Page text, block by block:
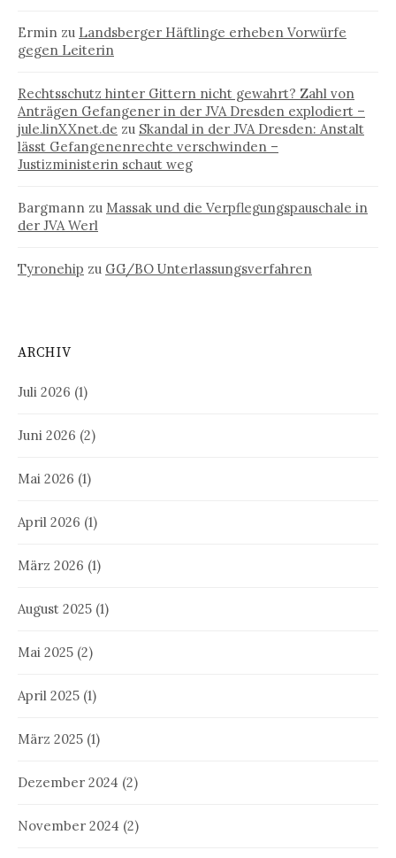
Ermin zu Landsberger Häftlinge erheben Vorwürfe
gegen Leiterin
Rechtsschutz hinter Gittern nicht gewahrt? Zahl von
Anträgen Gefangener in der JVA Dresden explodiert –
jule.linXXnet.de zu Skandal in der JVA Dresden: Anstalt
lässt Gefangenenrechte verschwinden –
Justizministerin schaut weg
Bargmann zu Massak und die Verpflegungspauschale in
der JVA Werl
Tyronehip zu GG/BO Unterlassungsverfahren
ARCHIV
Juli 2026 (1)
Juni 2026 (2)
Mai 2026 (1)
April 2026 (1)
März 2026 (1)
August 2025 (1)
Mai 2025 (2)
April 2025 (1)
März 2025 (1)
Dezember 2024 (2)
November 2024 (2)